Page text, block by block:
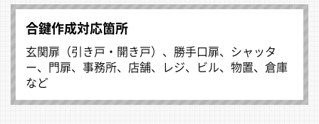
合鍵作成対応箇所
玄関扉（引き戸・開き戸）、勝手口扉、シャッタ
ー、門扉、事務所、店舗、レジ、ビル、物置、倉庫
など